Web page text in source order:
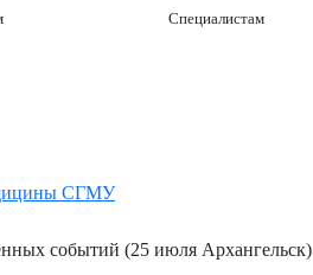
Специалистам
СГМУ
событий (25 июля Архангельск)